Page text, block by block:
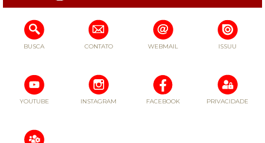
BUSCA CONTATO WEBMAIL ISSUU
YOUTUBE INSTAGRAM FACEBOOK PRIVACIDADE